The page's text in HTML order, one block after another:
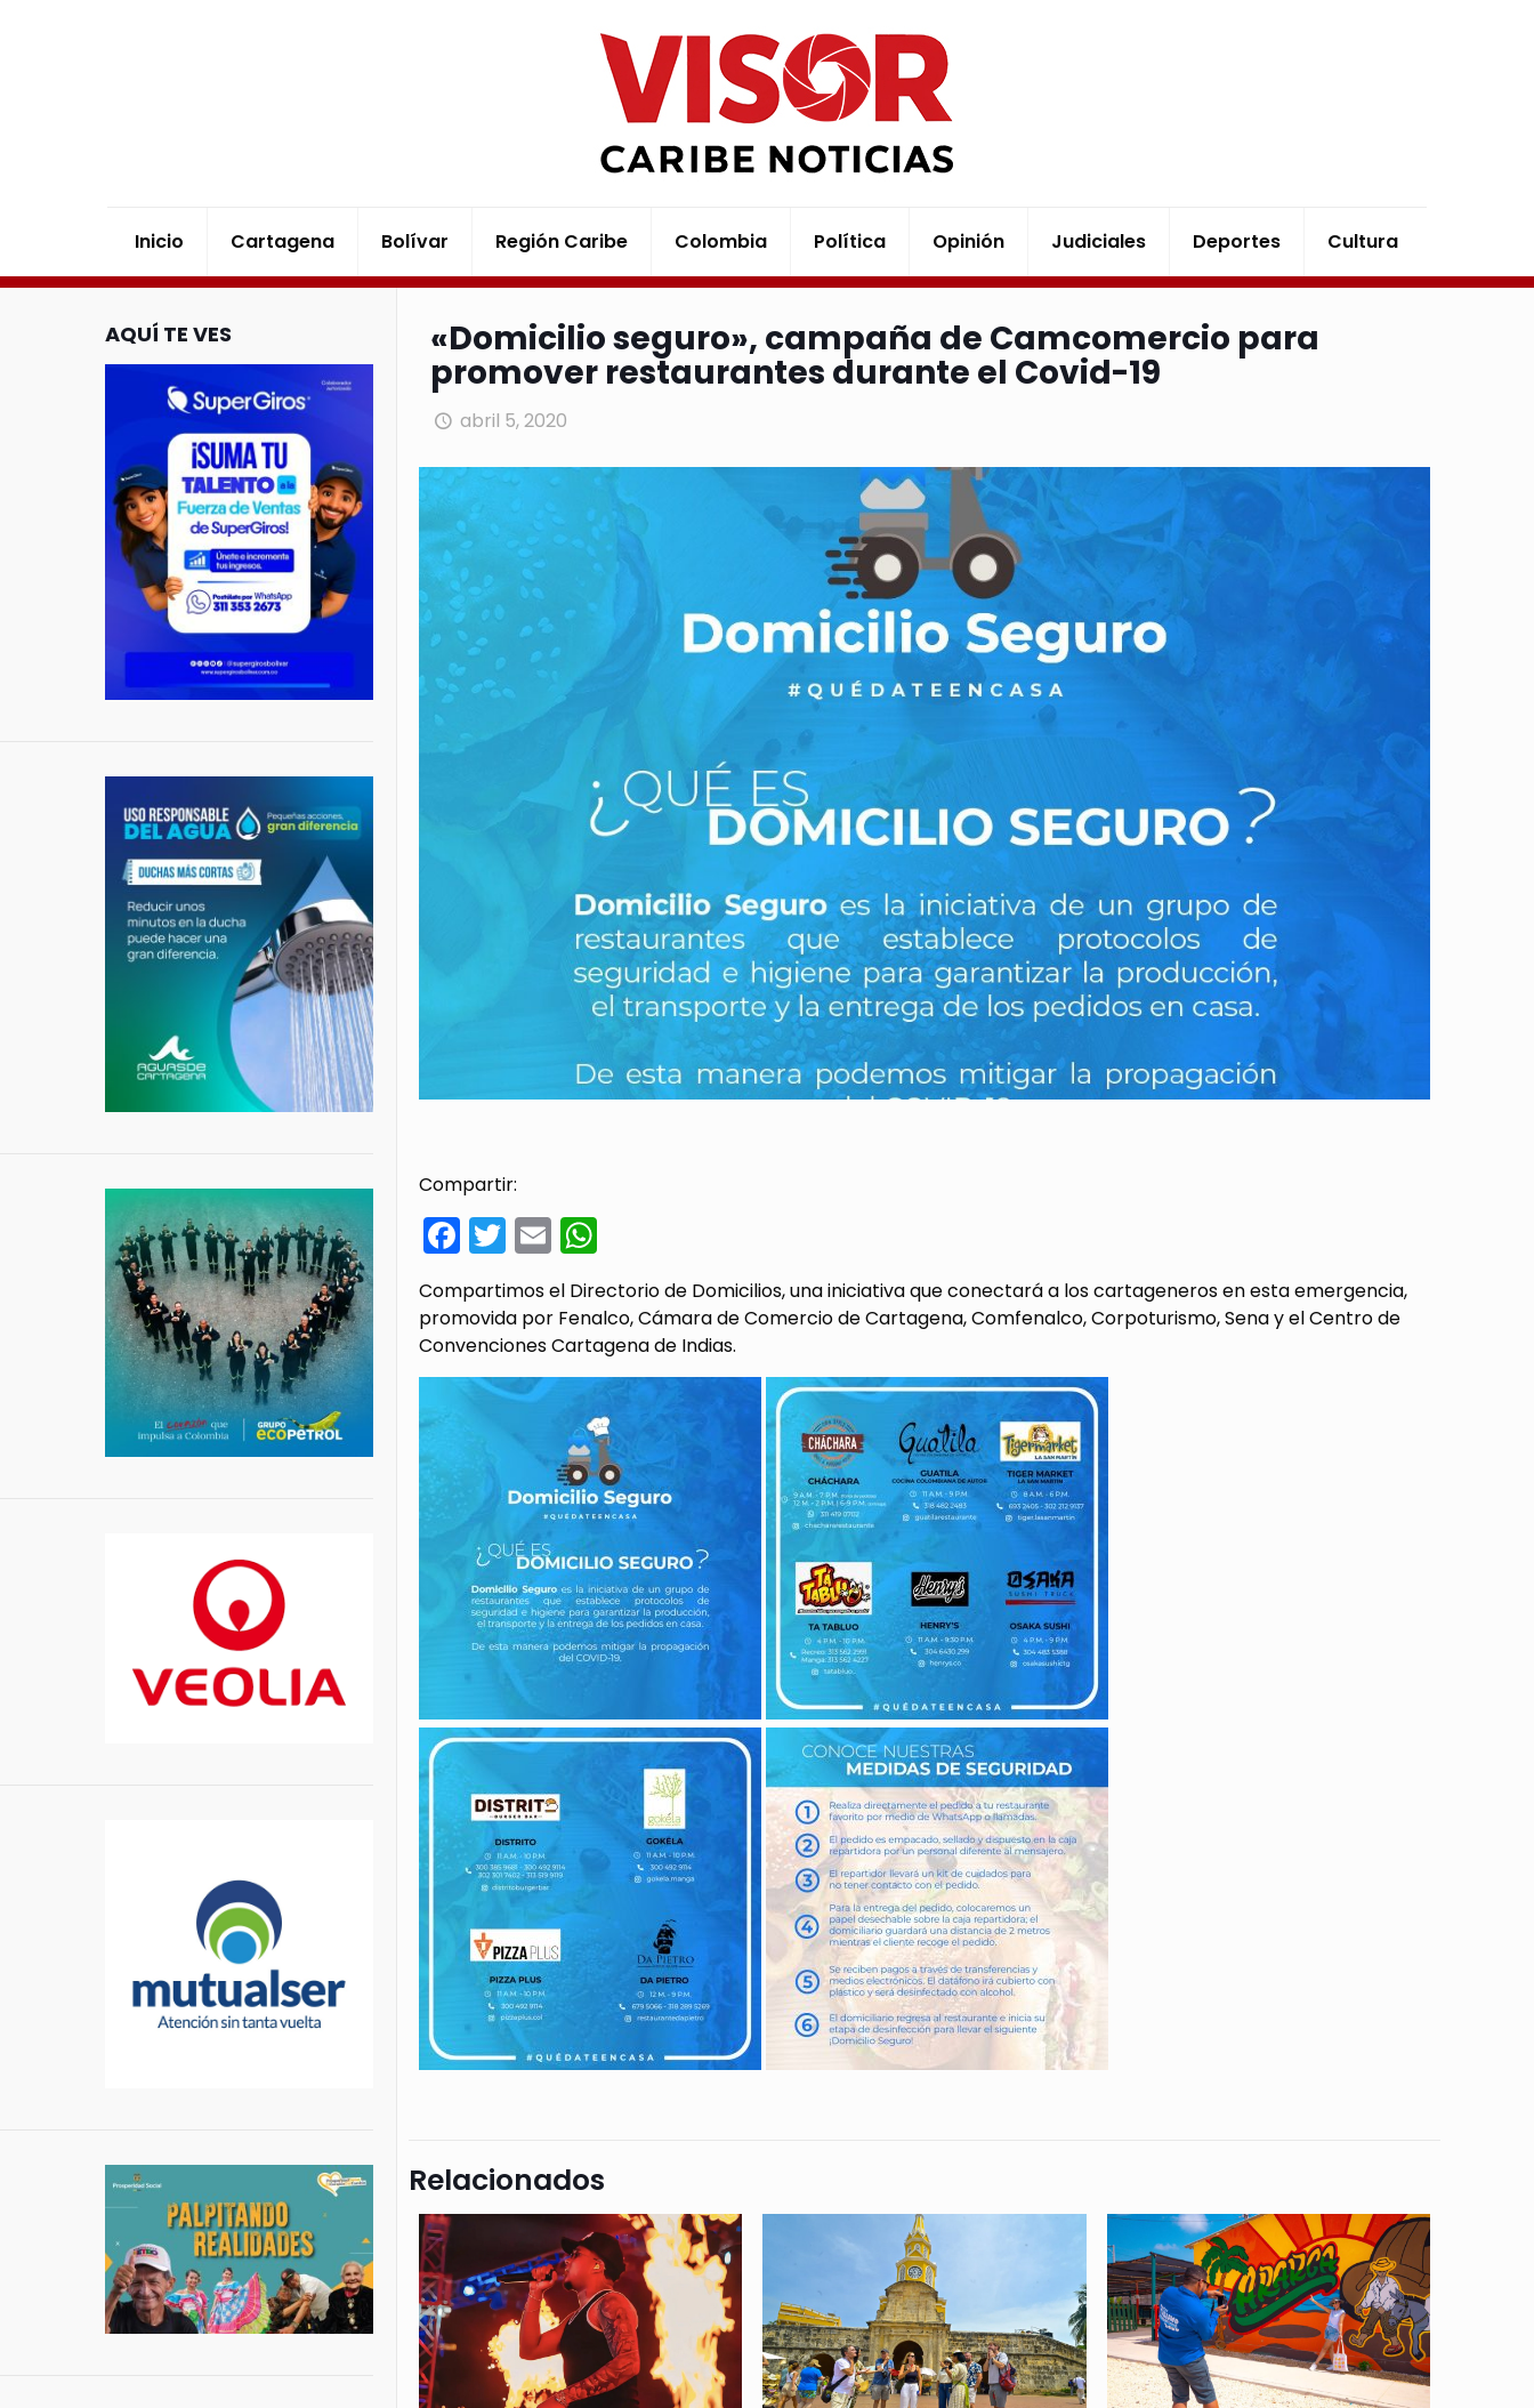
Inicio Cartagena Bolívar Región Caribe Colombia Política Opinión Judiciales Deportes Cultura
«Domicilio seguro», campaña de Camcomercio para
promover restaurantes durante el Covid-19
abril 5, 2020
Compartir:
Facebook
Twitter
Email
Compartimos el Directorio de Domicilios, una iniciativa que conectará a los cartageneros en esta emergencia,
promovida por Fenalco, Cámara de Comercio de Cartagena, Comfenalco, Corpoturismo, Sena y el Centro de
Convenciones Cartagena de Indias.
Relacionados
AQUÍ TE VES